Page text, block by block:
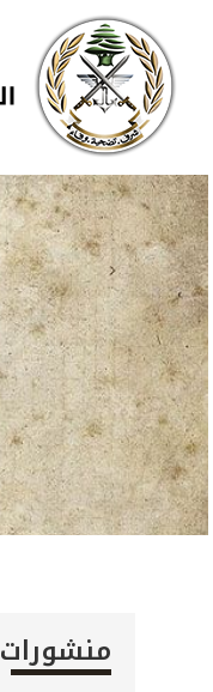
تجاوز إلى المحتوى الرئيسي
Skip to navigation
منشورات